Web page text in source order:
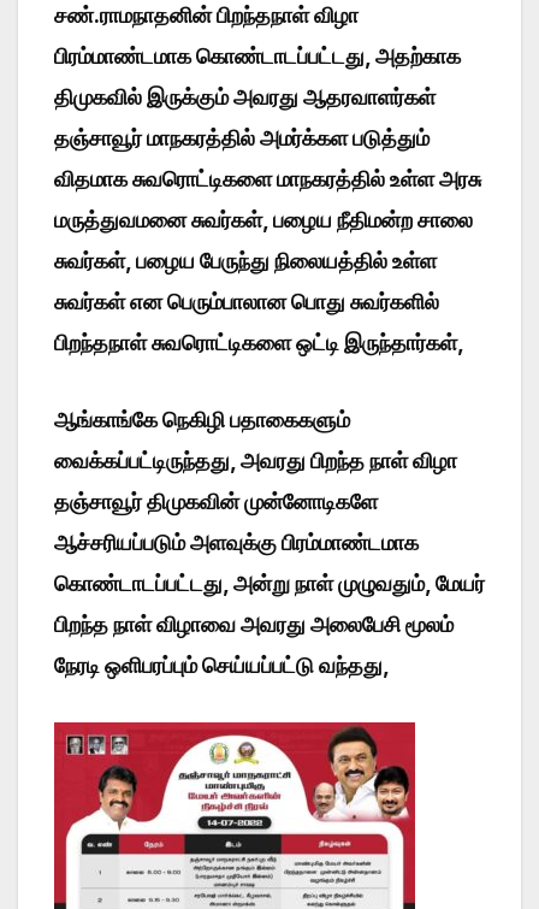
சண்.ராமநாதனின் பிறந்தநாள் விழா
பிரம்மாண்டமாக கொண்டாடப்பட்டது, அதற்காக
திமுகவில் இருக்கும் அவரது ஆதரவாளர்கள்
தஞ்சாவூர் மாநகரத்தில் அமர்க்கள படுத்தும்
விதமாக சுவரொட்டிகளை மாநகரத்தில் உள்ள அரசு
மருத்துவமனை சுவர்கள், பழைய நீதிமன்ற சாலை
சுவர்கள், பழைய பேருந்து நிலையத்தில் உள்ள
சுவர்கள் என பெரும்பாலான பொது சுவர்களில்
பிறந்தநாள் சுவரொட்டிகளை ஒட்டி இருந்தார்கள்,
ஆங்காங்கே நெகிழி பதாகைகளும்
வைக்கப்பட்டிருந்தது, அவரது பிறந்த நாள் விழா
தஞ்சாவூர் திமுகவின் முன்னோடிகளே
ஆச்சரியப்படும் அளவுக்கு பிரம்மாண்டமாக
கொண்டாடப்பட்டது, அன்று நாள் முழுவதும், மேயர்
பிறந்த நாள் விழாவை அவரது அலைபேசி மூலம்
நேரடி ஒளிபரப்பும் செய்யப்பட்டு வந்தது,